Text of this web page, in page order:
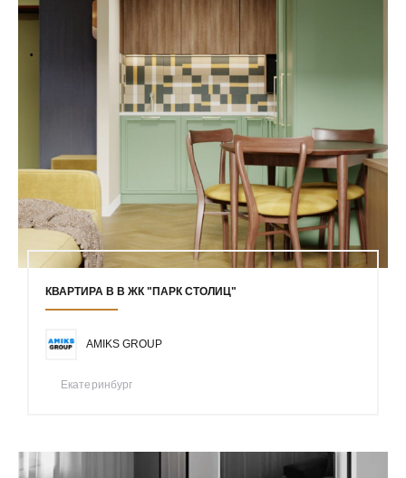
КВАРТИРА В В ЖК "ПАРК СТОЛИЦ"
AMIKS GROUP
Екатеринбург